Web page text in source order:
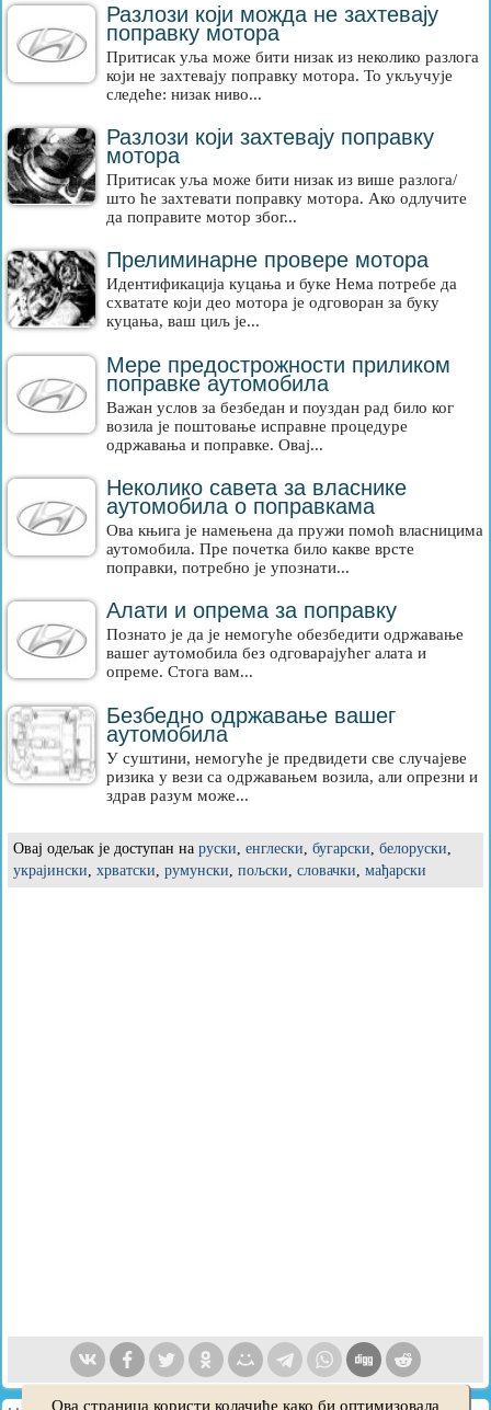
Разлози који можда не захтевају
поправку мотора
Притисак уља може бити низак из неколико разлога
који не захтевају поправку мотора. То укључује
следеће: низак ниво...
Разлози који захтевају поправку
мотора
Притисак уља може бити низак из више разлога/
што ће захтевати поправку мотора. Ако одлучите
да поправите мотор због...
Прелиминарне провере мотора
Идентификација куцања и буке Нема потребе да
схватате који део мотора је одговоран за буку
куцања, ваш циљ је...
Мере предострожности приликом
поправке аутомобила
Важан услов за безбедан и поуздан рад било ког
возила је поштовање исправне процедуре
одржавања и поправке. Овај...
Неколико савета за власнике
аутомобила о поправкама
Ова књига је намењена да пружи помоћ власницима
аутомобила. Пре почетка било какве врсте
поправки, потребно је упознати...
Алати и опрема за поправку
Познато је да је немогуће обезбедити одржавање
вашег аутомобила без одговарајућег алата и
опреме. Стога вам...
Безбедно одржавање вашег
аутомобила
У суштини, немогуће је предвидети све случајеве
ризика у вези са одржавањем возила, али опрезни и
здрав разум може...
Овај одељак је доступан на руски, енглески, бугарски, белоруски,
украјински, хрватски, румунски, пољски, словачки, мађарски
Ова страница користи колачиће како би оптимизовала